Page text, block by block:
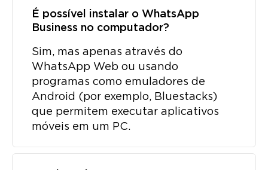
É possível instalar o WhatsApp
Business no computador?
Sim, mas apenas através do
WhatsApp Web ou usando
programas como emuladores de
Android (por exemplo, Bluestacks)
que permitem executar aplicativos
móveis em um PC.